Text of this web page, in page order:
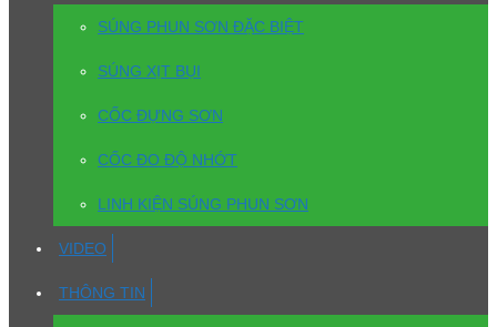
SÚNG PHUN SƠN ĐẶC BIỆT
SÚNG XỊT BỤI
CỐC ĐỰNG SƠN
CỐC ĐO ĐỘ NHỚT
LINH KIỆN SÚNG PHUN SƠN
VIDEO
THÔNG TIN